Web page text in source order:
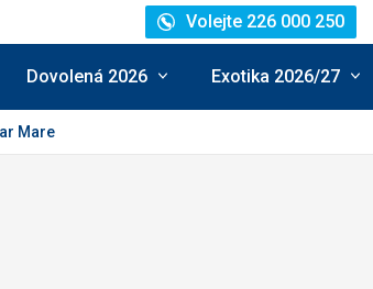
Volejte 226 000 250
Dovolená 2026 Exotika 2026/27
Mare